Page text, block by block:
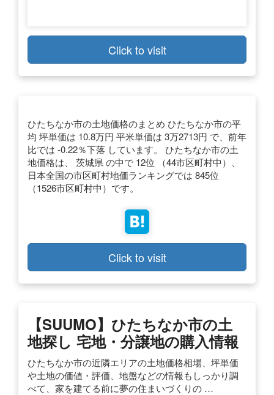
Click to visit
ひたちなか市の土地価格のまとめ ひたちなか市の平
均 坪単価は 10.8万円 平米単価は 3万2713円 で、前年
比では -0.22％下落 しています。 ひたちなか市の土
地価格は、 茨城県 の中で 12位 （44市区町村中）、
日本全国の市区町村地価ランキングでは 845位
（1526市区町村中）です。
Click to visit
【SUUMO】ひたちなか市の土
地探し 宅地・分譲地の購入情報
ひたちなか市の近隣エリアの土地価格相場、坪単価
や土地の価値・評価、地盤などの情報もしっかり調
べて、家を建てる前に夢の住まいづくりの …